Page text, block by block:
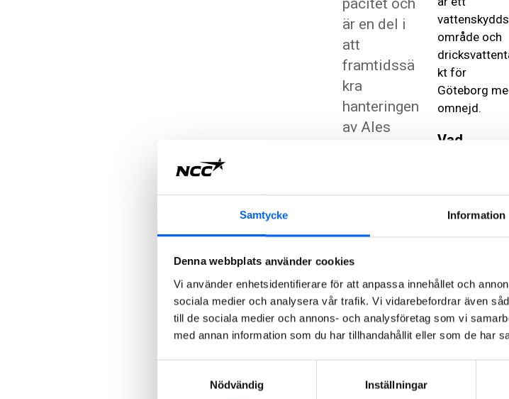
Samtycke Information
Denna webbplats använder cookies
Vi använder enhetsidentifierare för att anpassa innehållet och
sociala medier och analysera vår trafik. Vi vidarebefordrar även
till de sociala medier och annons- och analysföretag som vi
med annan information som du har tillhandahållit eller som de har
Nödvändig
Inställningar
pacitet och
är en del i
att
framtidssä
kra
hanteringen
av Ales
vattenskydds
område och
kt för
Göteborg
omnejd.
Vad
bygga en 12
kilometer
med Göta
samt bygga
en
dning och tre